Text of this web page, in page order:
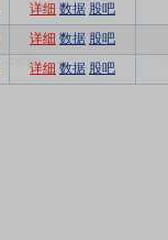
详细 数据 股吧
详细 数据 股吧
详细 数据 股吧